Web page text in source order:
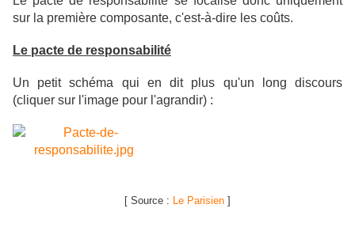
sur la première composante, c'est-à-dire les coûts.
Le pacte de responsabilité
Un petit schéma qui en dit plus qu'un long discours
(cliquer sur l'image pour l'agrandir) :
[ Source : Le Parisien ]